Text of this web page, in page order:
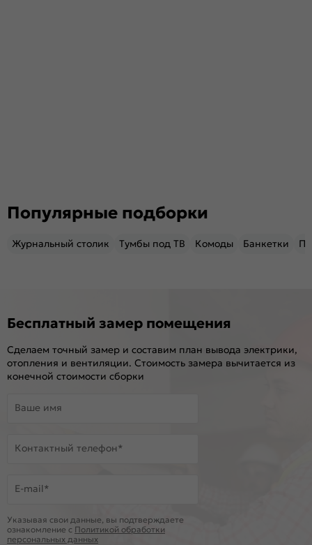
Популярные подборки
Журнальный столик Тумбы под ТВ Комоды Банкетки
Бесплатный замер помещения
Сделаем точный замер и составим план вывода электрики,
отопления и вентиляции. Стоимость замера вычитается из
конечной стоимости сборки
Ваше имя
Контактный телефон*
E-mail*
Указывая свои данные, вы подтверждаете
ознакомление c Политикой обработки
персональных данных